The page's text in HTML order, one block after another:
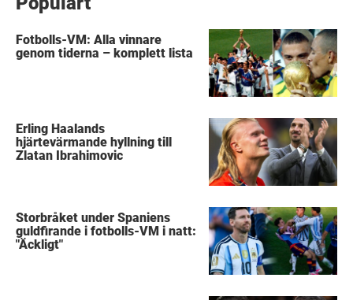
Fotbolls-VM: Alla vinnare
genom tiderna – komplett lista
Erling Haalands
hjärtevärmande hyllning till
Zlatan Ibrahimovic
Storbråket under Spaniens
guldfirande i fotbolls-VM i natt:
"Äckligt"